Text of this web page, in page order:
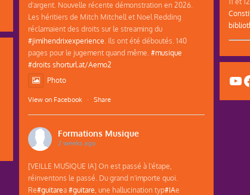
d'argent. Nouvelle récente démonstration en 2026.
Les héritiers de Mitch Mitchell et Noel Redding
réclamaient des droits sur le streaming du
#jimihendrixexperience . Ils ont été déboutés. 140
pages pour le jugement quand même. #musique
#droits shorturl.at/Aemo2
Photo
View on Facebook · Share
Formations Musique
2 weeks ago
[VEILLE MUSIQUE IA] On est passé à l'étape,
réinventons le passé. Du grand n'importe quoi.
Re#guitarea#guitare , une hallucination typ#IAe